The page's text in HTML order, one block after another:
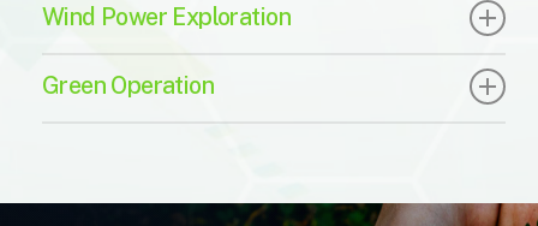
Wind Power Exploration
mendukung adopsi energi terbarukan di masa
Green Operation